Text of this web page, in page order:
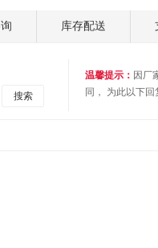
库存配送
温馨提示： 因厂
同， 为此以下